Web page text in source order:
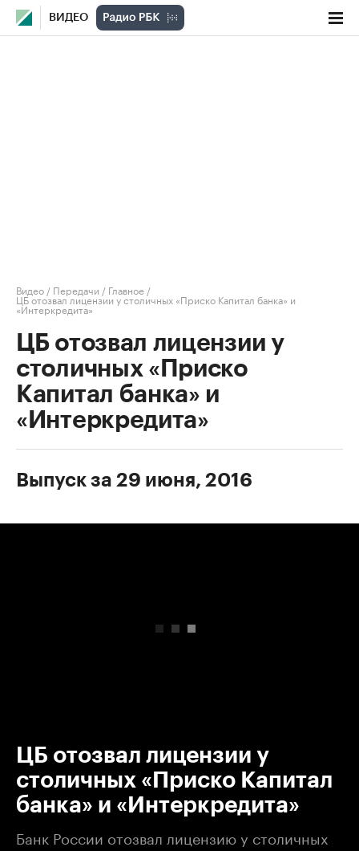
ВИДЕО
Видео / Передачи / Главное /
ЦБ отозвал лицензии у столичных «Приско Капитал банка» и
«Интеркредита»
ЦБ отозвал лицензии у
столичных «Приско
Капитал банка» и
«Интеркредита»
Выпуск за 29 июня, 2016
ЦБ отозвал лицензии у
столичных «Приско Капитал
банка» и «Интеркредита»
Банк России отозвал лицензию у столичных